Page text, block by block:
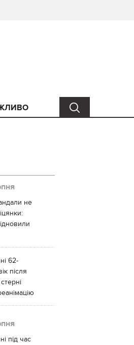
не
62-
після
під час